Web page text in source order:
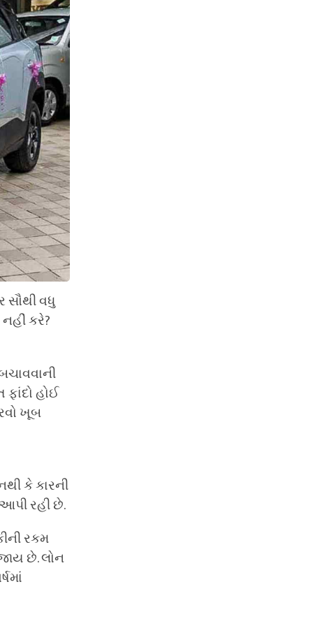
સૌથી વધુ
કરે?
ફાંદો હોઈ
ખૂબ
કે કારની
રહી છે.
રકમ
છે. લોન